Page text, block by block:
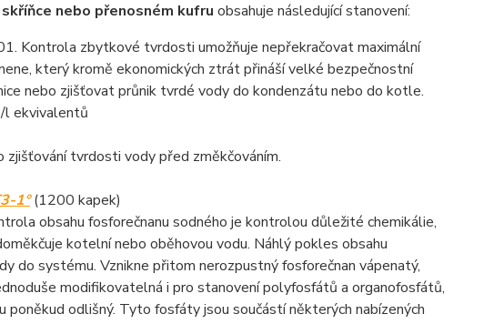
nebo přenosném kufru obsahuje následující stanovení:
Kontrola zbytkové tvrdosti umožňuje nepřekračovat maximální
který kromě ekonomických ztrát přináší velké bezpečnostní
nebo zjišťovat průnik tvrdé vody do kondenzátu nebo do kotle.
l ekvivalentů
tvrdosti vody před změkčováním.
1°(1200 kapek)
obsahu fosforečnanu sodného je kontrolou důležité chemikálie,
kotelní nebo oběhovou vodu. Náhlý pokles obsahu
do systému. Vznikne přitom nerozpustný fosforečnan vápenatý,
modifikovatelná i pro stanovení polyfosfátů a organofosfátů,
poněkud odlišný. Tyto fosfáty jsou součástí některých nabízených